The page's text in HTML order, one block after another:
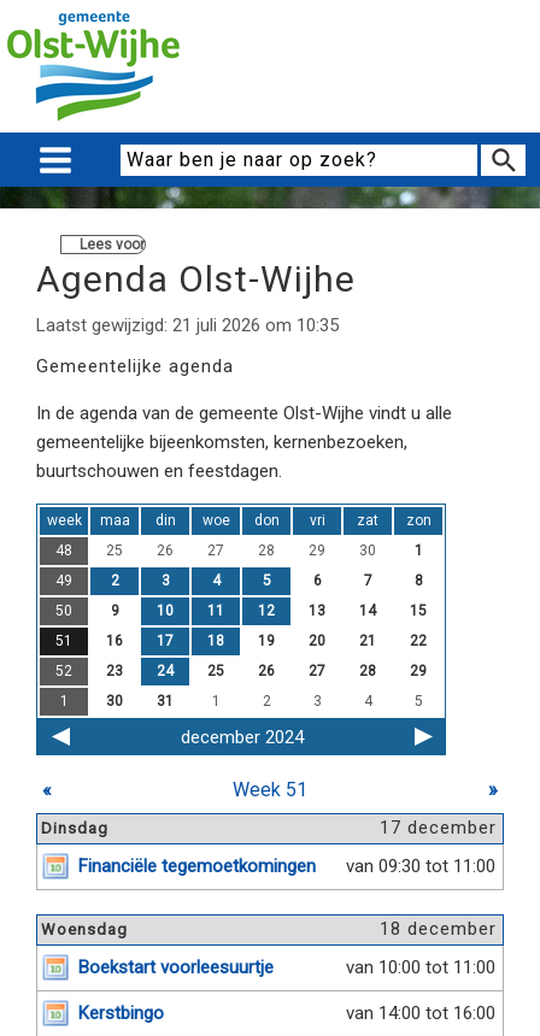
Lees voor
Agenda Olst-Wijhe
Laatst gewijzigd: 21 juli 2026 om 10:35
Gemeentelijke agenda
In de agenda van de gemeente Olst-Wijhe vindt u alle
gemeentelijke bijeenkomsten, kernenbezoeken,
buurtschouwen en feestdagen.
week maa din woe don vri zat
zon
48
25 26 27 28 29 30
1
49
2 3 4 5 6 7
8
50
9 10 11 12 13 14
15
51
16 17 18 19 20 21
22
52
23 24 25 26 27 28
29
1
30 31 1 2 3 4 5
december 2024
« Week 51 »
17 december
Dinsdag
van 09:30 tot 11:00
Financiële tegemoetkomingen
18 december
Woensdag
van 10:00 tot 11:00
Boekstart voorleesuurtje
van 14:00 tot 16:00
Kerstbingo